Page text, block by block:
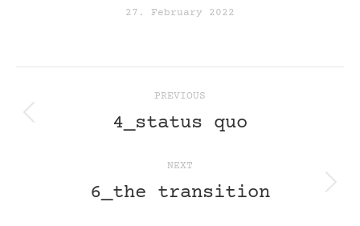
27. February 2022
navigation
PREVIOUS
Previous
4_status quo
NEXT
Next
6_the transition